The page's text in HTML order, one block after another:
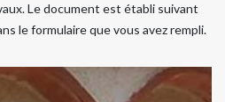
Le document est établi suivant
le formulaire que vous avez rempli.